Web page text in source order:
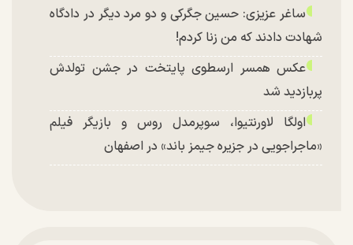
ساغر عزیزی: حسین جگرکی و دو مرد دیگر در دادگاه
شهادت دادند که من زنا کردم!
عکس همسر ارسطوی پایتخت در جشن تولدش
پربازدید شد
اولگا لاورنتیوا، سوپرمدل روس و بازیگر فیلم
«ماجراجویی در جزیره جیمز باند» در اصفهان